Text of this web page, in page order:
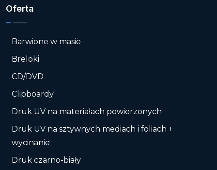
Oferta
Barwione w masie
Breloki
CD/DVD
Clipboardy
Druk UV na materiałach powierzonych
Druk UV na sztywnych mediach i foliach +
wycinanie
Druk czarno-biały